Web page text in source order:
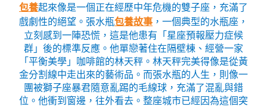
包養起來像是一個正在經歷中年危機的雙子座，充滿了
戲劇性的絕望。張水瓶包養故事 ，一個典型的水瓶座，
立刻感到一陣恐慌，這是他患有「星座預報壓力症候
群」後的標準反應。他單戀著住在隔壁棟、經營一家
「平衡美學」咖啡館的林天秤。林天秤完美得像是從黃
金分割線中走出來的藝術品。而張水瓶的人生，則像一
團被獅子座暴君隨意亂踢的毛線球，充滿了混亂與錯
位。他衝到窗邊，往外看去。整座城市已經因為這個突